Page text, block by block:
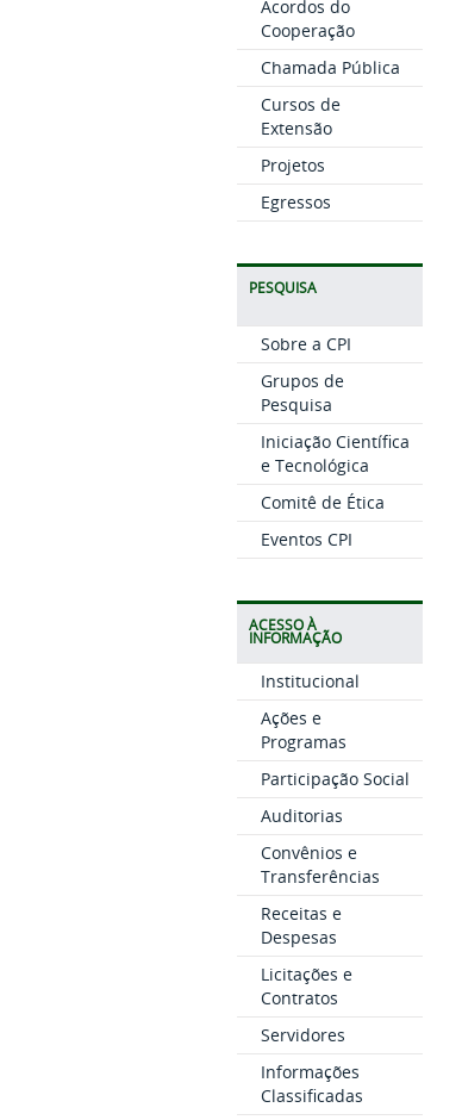
Acordos do
Cooperação
Chamada Pública
Cursos de
Extensão
Projetos
Egressos
PESQUISA
Sobre a CPI
Grupos de
Pesquisa
Iniciação Científica
e Tecnológica
Comitê de Ética
Eventos CPI
ACESSO À
INFORMAÇÃO
Institucional
Ações e
Programas
Participação Social
Auditorias
Convênios e
Transferências
Receitas e
Despesas
Licitações e
Contratos
Servidores
Informações
Classificadas